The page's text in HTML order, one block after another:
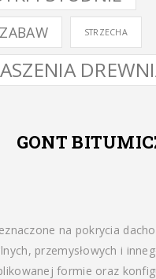
STRZECHA
GONT
na pokrycia
przemysłowych i
formie oraz